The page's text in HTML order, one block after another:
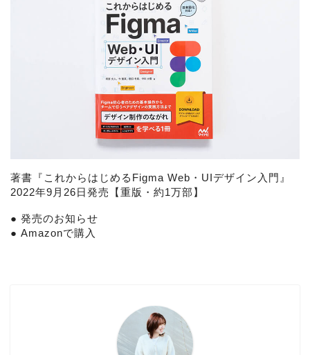
著書『 これからはじめるFigma Web・UIデザイン入門 』
2022年9月26日発売【重版・約1万部】
● 発売のお知らせ
● Amazonで購入